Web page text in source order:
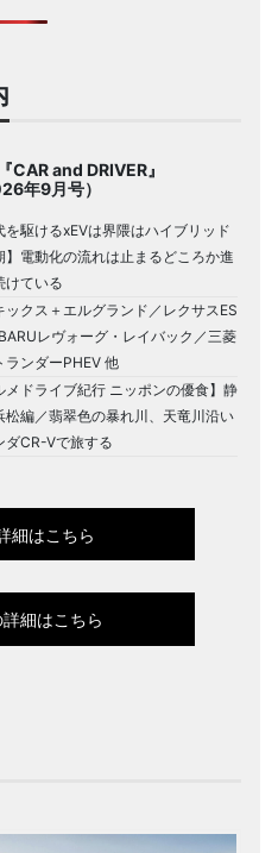
CAR and DRIVER』
年9月号）
を駆けるxEVは界隈はハイブリッド
】電動化の流れは止まるどころか進
けている
ックス＋エルグランド／レクサスES
レヴォーグ・レイバック／三菱
ランダーPHEV 他
メドライブ紀行 ニッポンの優食】静
松編／翡翠色の暴れ川、天竜川沿い
ダCR-Vで旅する
細はこちら
細はこちら